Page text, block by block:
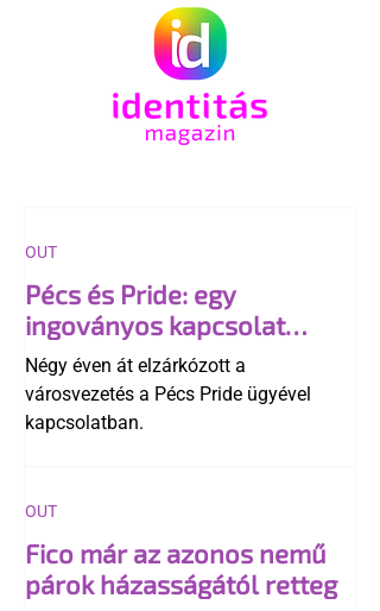
Pécs és Pride: egy
ingoványos kapcsolat
története
Négy éven át elzárkózott a
városvezetés a Pécs Pride ügyével
kapcsolatban.
OUT
Fico már az azonos nemű
párok házasságától retteg
OUT